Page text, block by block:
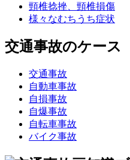
頸椎捻挫、頸椎損傷
様々なむちうち症状
交通事故のケース
交通事故
自動車事故
自損事故
自爆事故
自転車事故
バイク事故